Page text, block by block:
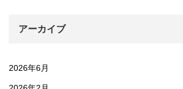
アーカイブ
2026年6月